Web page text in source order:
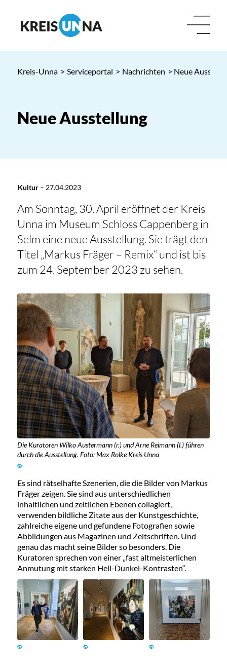
Kreis-Unna > Serviceportal > Nachrichten > Neue
Neue Ausstellung
Kultur– 27.04.2023
Am Sonntag, 30. April eröffnet der Kreis
Unna im Museum Schloss Cappenberg in
Selm eine neue Ausstellung. Sie trägt den
Titel „Markus Fräger – Remix“ und ist bis
zum 24. September 2023 zu sehen.
Die Kuratoren Wilko Austermann (r.) und Arne Reimann (l.) führen
durch die Ausstellung. Foto: Max Rolke Kreis Unna
©
Es sind rätselhafte Szenerien, die die Bilder von Markus
Fräger zeigen. Sie sind aus unterschiedlichen
inhaltlichen und zeitlichen Ebenen collagiert,
verwenden bildliche Zitate aus der Kunstgeschichte,
zahlreiche eigene und gefundene Fotografien sowie
Abbildungen aus Magazinen und Zeitschriften. Und
genau das macht seine Bilder so besonders. Die
Kuratoren sprechen von einer „fast altmeisterlichen
Anmutung mit starken Hell-Dunkel-Kontrasten“.
© © ©